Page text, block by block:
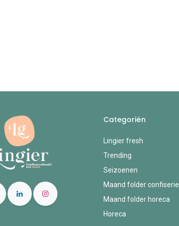
Categoriën
Lingier fresh
Trending
Seizoenen
Maand folder confiserie
Maand folder horeca
Horeca